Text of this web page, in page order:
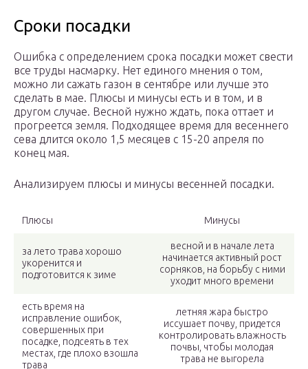
Сроки посадки
Ошибка с определением срока посадки может свести
все труды насмарку. Нет единого мнения о том,
можно ли сажать газон в сентябре или лучше это
сделать в мае. Плюсы и минусы есть и в том, и в
другом случае. Весной нужно ждать, пока оттает и
прогреется земля. Подходящее время для весеннего
сева длится около 1,5 месяцев с 15-20 апреля по
конец мая.
Анализируем плюсы и минусы весенней посадки.
Плюсы Минусы
за лето трава хорошо
укоренится и
подготовится к зиме
весной и в начале лета
начинается активный рост
сорняков, на борьбу с ними
уходит много времени
есть время на
исправление ошибок,
совершенных при
посадке, подсеять в тех
местах, где плохо взошла
трава
летняя жара быстро
иссушает почву, придется
контролировать влажность
почвы, чтобы молодая
трава не выгорела